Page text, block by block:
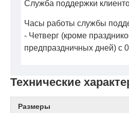
Технические
Размеры
Служба поддержки
Часы работы службы
- Четверг (кроме
предпраздничных дней) с